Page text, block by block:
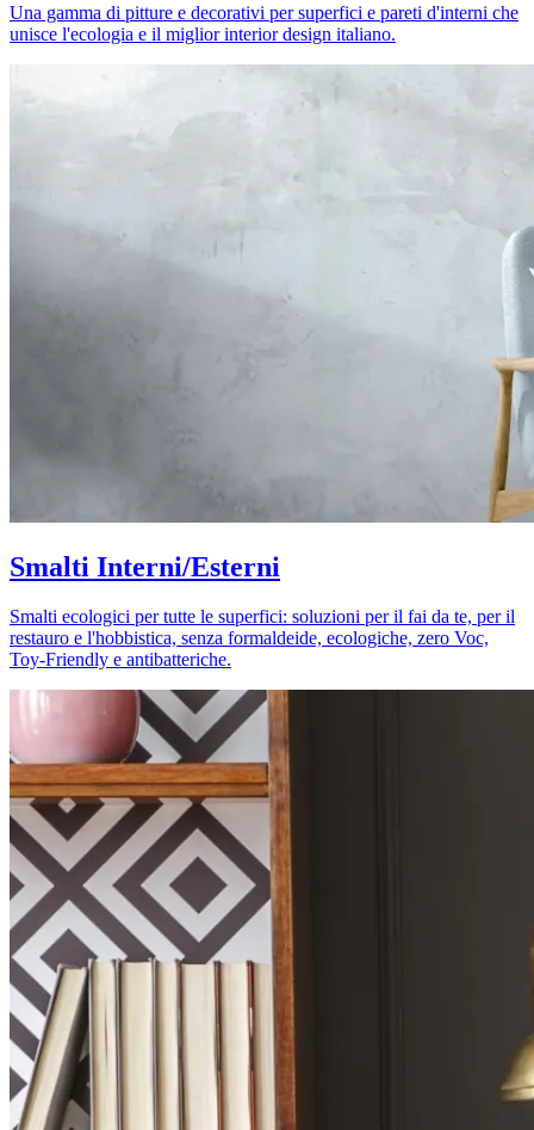
Una gamma di pitture e decorativi per superfici e pareti d'interni che
unisce l'ecologia e il miglior interior design italiano.
Smalti Interni/Esterni
Smalti ecologici per tutte le superfici: soluzioni per il fai da te, per il
restauro e l'hobbistica, senza formaldeide, ecologiche, zero Voc,
Toy-Friendly e antibatteriche.